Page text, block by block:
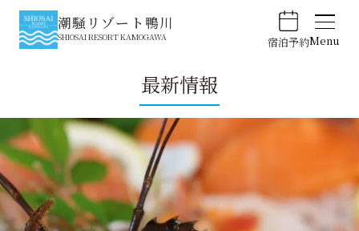
潮騒リゾート鴨川
SHIOSAI RESORT KAMOGAWA 宿泊予約Menu
最新情報